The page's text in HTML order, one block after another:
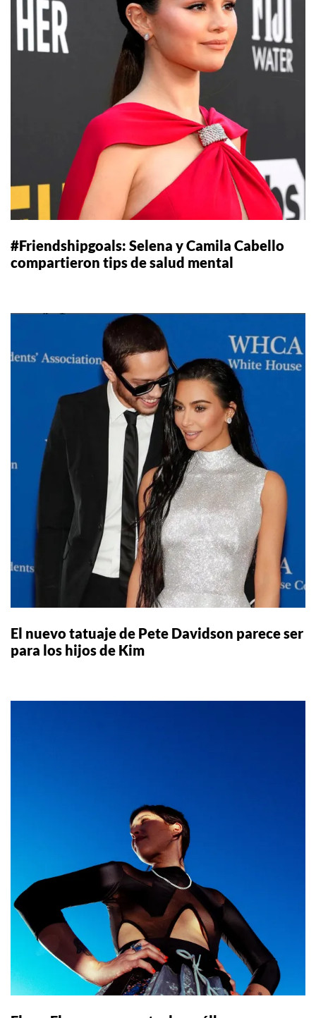
#Friendshipgoals: Selena y Camila Cabello
compartieron tips de salud mental
El nuevo tatuaje de Pete Davidson parece ser
para los hijos de Kim